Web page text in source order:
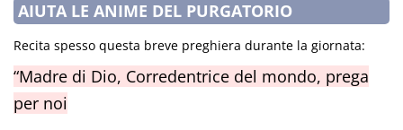
AIUTA LE ANIME DEL PURGATORIO
Recita spesso questa breve preghiera durante la giornata:
“Madre di Dio, Corredentrice del mondo, prega
per noi